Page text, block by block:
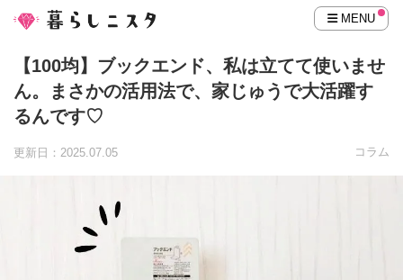
MENU
【100均】ブックエンド、私は立てて使いませ
ん。まさかの活用法で、家じゅうで大活躍す
るんです♡
更新日：2025.07.05 コラム